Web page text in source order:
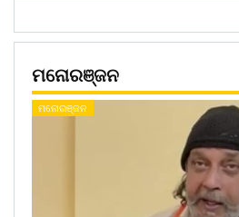
ମନୋରଞ୍ଜନ
ମନୋରଞ୍ଜନ